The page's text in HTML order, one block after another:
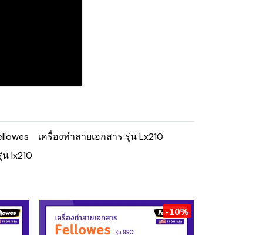
เครื่องทำลายเอกสาร รุ่น Lx210
lx210
-10%